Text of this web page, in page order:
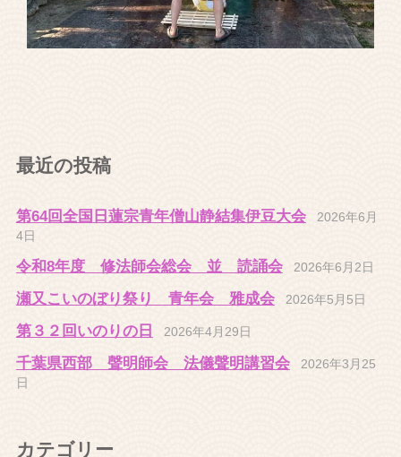
最近の投稿
第64回全国日蓮宗青年僧山静結集伊豆大会
2026年6月
4日
令和8年度 修法師会総会 並 読誦会 2026年6月2日
瀬又こいのぼり祭り 青年会 雅成会 2026年5月5日
第３２回いのりの日 2026年4月29日
千葉県西部 聲明師会 法儀聲明講習会
2026年3月25
日
カテゴリー